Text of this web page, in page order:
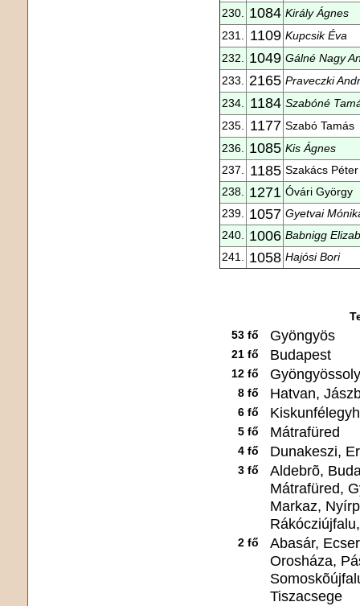
230. 1084 Király Ágnes
231.
1109 Kupcsik Éva
232.
1049 Gálné Nagy
233.
2165 Praveczki
234.
1184 Szabóné
235.
1177 Szabó Tamás
236.
1085 Kis Ágnes
237.
1185 Szakács
238.
1271 Óvári György
239.
1057 Gyetvai
240.
1006 Babnigg
241.
1058 Hajósi Bori
53 fő
Gyöngyös
21 fő Budapest
12 fő
8 fő Hatvan,
6 fő
5 fő Mátrafüred
4 fő Dunakeszi,
3 fő
Aldebrõ,
Mátrafüred,
Markaz,
2 fő
Abasár,
Orosháza,
Tiszacsege